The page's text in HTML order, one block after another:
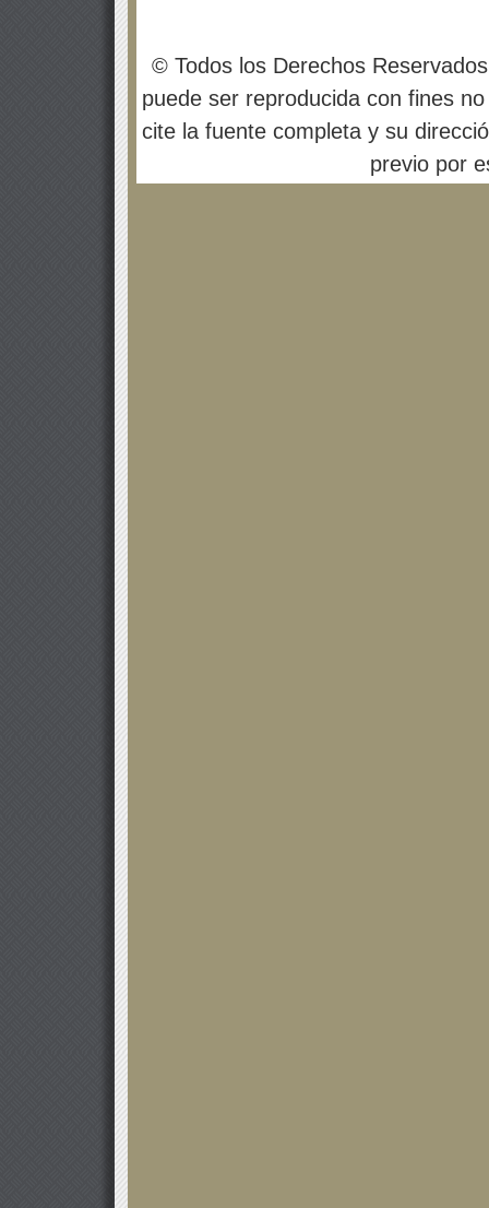
© Todos los Derechos
puede ser reproducida con fines
cite la fuente completa y su
previo por